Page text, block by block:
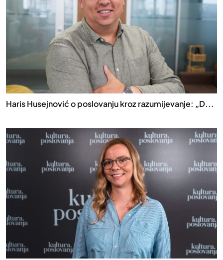
Haris Husejnović o poslovanju kroz razumijevanje: „D...